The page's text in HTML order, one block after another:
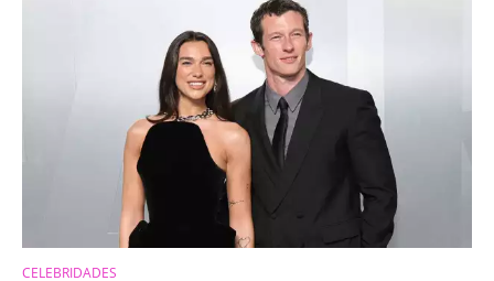
CELEBRIDADES